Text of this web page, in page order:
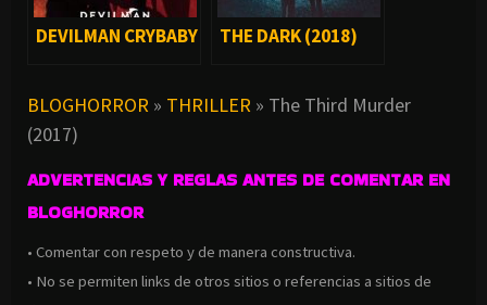
DEVILMAN CRYBABY THE DARK (2018)
BLOGHORROR » THRILLER » The Third Murder
(2017)
ADVERTENCIAS Y REGLAS ANTES DE COMENTAR EN
BLOGHORROR
• Comentar con respeto y de manera constructiva.
• No se permiten links de otros sitios o referencias a sitios de